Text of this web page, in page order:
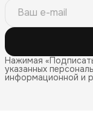
Нажимая
указанных
информационной и